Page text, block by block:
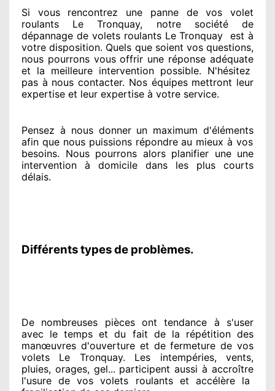
Si vous rencontrez une panne de vos volet
roulants Le Tronquay, notre sociétéde
dépannage de volets roulants Le Tronquay
est à
votre disposition. Quels que soient vos questions,
nous pourrons vous offrir une réponse adéquate
et la meilleure intervention possible. N'hésitez
pas à nous contacter. Nos équipesmettront leur
expertise et leur expertise à votre service.
Pensez à nous donnerun maximum d'éléments
afin que nous puissions répondre au mieux à vos
besoins. Nous pourrons alors planifier une une
intervention à domicile dans les plus courts
délais.
Différents types de problèmes.
De nombreuses pièces ont tendance à s'user
avec le temps et du fait de la répétition des
manœuvres d'ouverture et de fermeture de vos
volets Le Tronquay. Les intempéries, vents,
pluies, orages, gel... participent aussi à accroître
l'usure de vos volets roulants et accélère la